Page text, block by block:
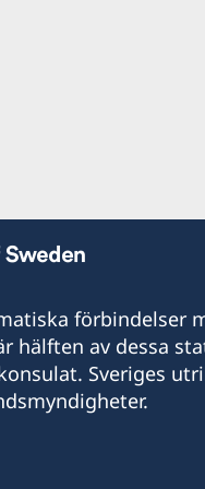
förbindelser
hälften av dessa
Sveriges